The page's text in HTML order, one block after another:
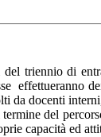
triennio di
effettueranno
da docenti
termine del
capacità ed